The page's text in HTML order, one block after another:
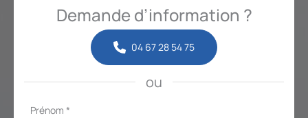
Demande d’information ?
04 67 28 54 75
ou
Formulaire
Prénom *